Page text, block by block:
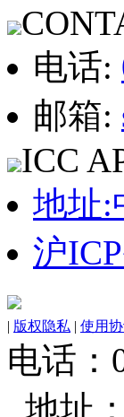
电话:
邮箱:
ICC
地址:
沪
| 版权隐私 | 使用
电话：
地址